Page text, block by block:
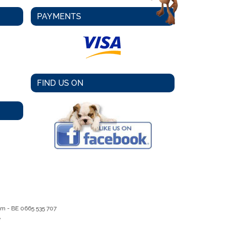
PAYMENTS
FIND US ON
- BE 0665 535 707